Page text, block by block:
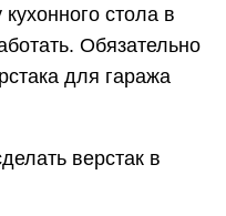
стола в
Обязательно
для гаража
верстак в